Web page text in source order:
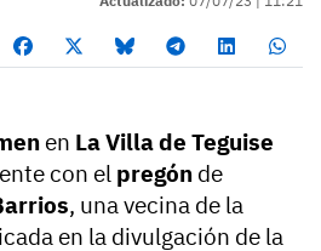
en La Villa de Teguise
con el pregón de
, una vecina de la
en la divulgación de la